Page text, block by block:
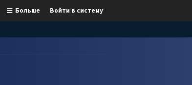
Войти в систему
Больше